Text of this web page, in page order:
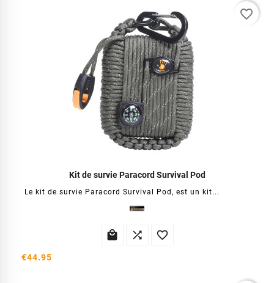
Kit de survie Paracord Survival Pod
Le kit de survie Paracord Survival Pod, est un kit...
  
€44.95
favorite_border